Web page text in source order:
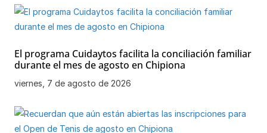
El programa Cuidaytos facilita la conciliación familiar
durante el mes de agosto en Chipiona
viernes, 7 de agosto de 2026